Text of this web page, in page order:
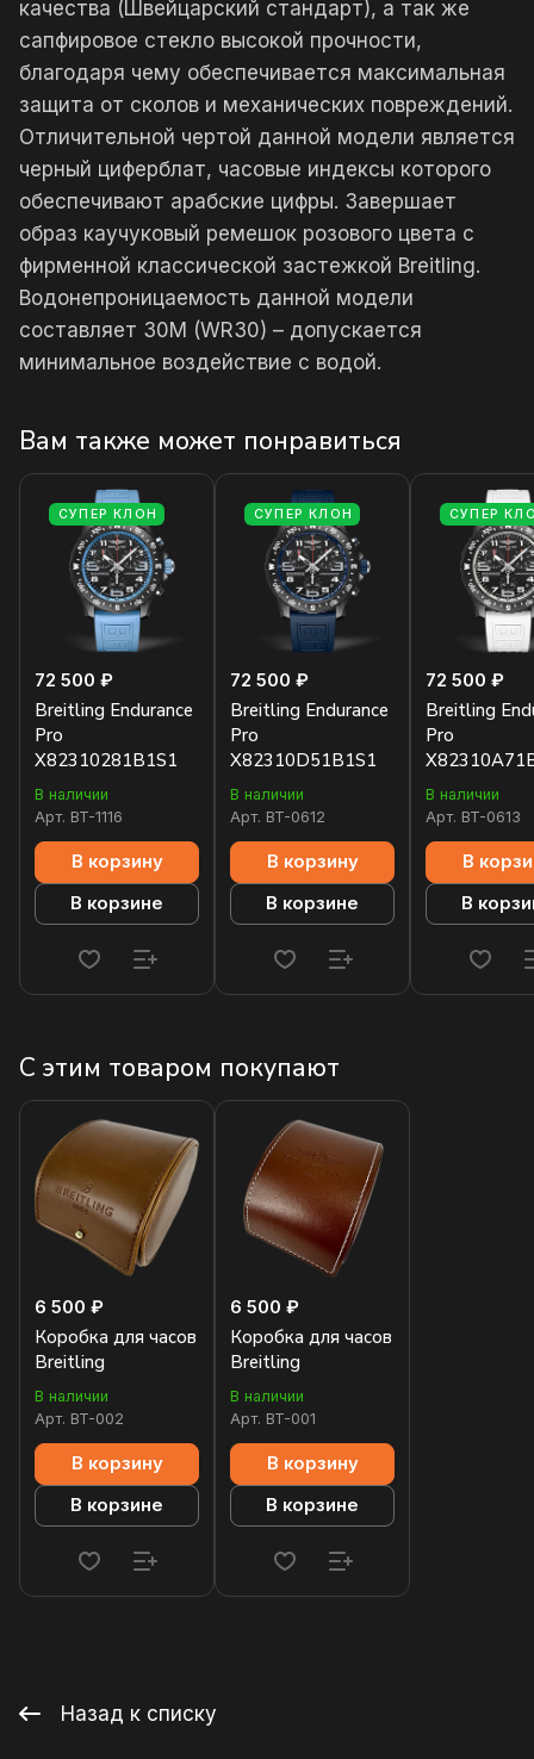
качества (Швейцарский стандарт), а так же
сапфировое стекло высокой прочности,
благодаря чему обеспечивается максимальная
защита от сколов и механических повреждений.
Отличительной чертой данной модели является
черный циферблат, часовые индексы которого
обеспечивают арабские цифры. Завершает
образ каучуковый ремешок розового цвета с
фирменной классической застежкой Breitling.
Водонепроницаемость данной модели
составляет 30М (WR30) – допускается
минимальное воздействие с водой.
Вам также может понравиться
СУПЕР КЛОН
72 500 ₽
Breitling Endurance
Pro
X82310281B1S1
В наличии
Арт. BT-1116
В корзину
В корзине
СУПЕР КЛОН
72 500 ₽
Breitling Endurance
Pro
X82310D51B1S1
В наличии
Арт. BT-0612
В корзину
В корзине
СУПЕР
72 500 ₽
Breitling
Pro
В наличии
Арт. BT-0613
В
В
С этим товаром покупают
6 500 ₽
Коробка для часов
Breitling
В наличии
Арт. BT-002
В корзину
В корзине
6 500 ₽
Коробка для часов
Breitling
В наличии
Арт. BT-001
В корзину
В корзине
Назад к списку